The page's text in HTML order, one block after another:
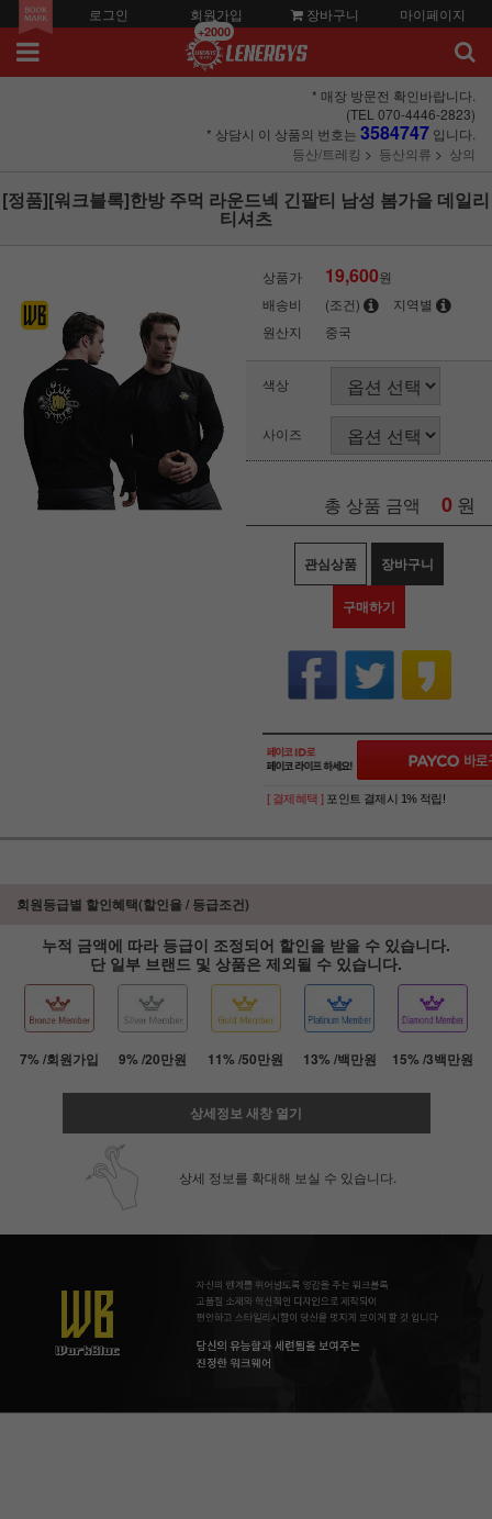
로그인 회원가입
+2000
장바구니 마이페이지
* 매장 방문전 확인바랍니다.
(TEL 070-4446-2823)
* 상담시 이 상품의 번호는 3584747 입니다.
등산/트레킹
등산의류 상의
[정품][워크블록]한방 주먹 라운드넥 긴팔티 남성 봄가을 데일리
티셔츠
상품가 19,600원
배송비
(조건)
지역별
원산지
중국
색상
사이즈
총 상품 금액 0 원
관심상품 장바구니
구매하기
페이코 ID로 페
[ 결제혜택 ] 포인트 결제시 1% 적립!
회원등급별 할인혜택(할인율 / 등급조건)
누적 금액에 따라 등급이 조정되어 할인을 받을 수 있습니다.
단 일부 브랜드 및 상품은 제외될 수 있습니다.
7% /회원가입 9% /20만원 11% /50만원 13% /백만원 15% /3백만원
상세정보 새창 열기
상세 정보를 확대해 보실 수 있습니다.